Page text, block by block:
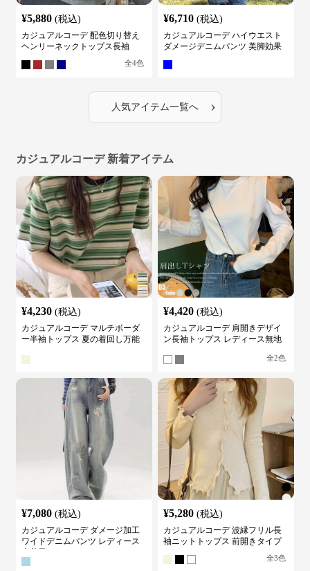
¥5,880 (税込)
カジュアルコーデ 配色切り替え
ヘンリーネックトップス長袖
全4色
¥6,710 (税込)
カジュアルコーデ ハイウエスト
ダメージデニムパンツ 美脚効果
人気アイテム一覧へ ›
カジュアルコーデ 新着アイテム
¥4,230 (税込)
カジュアルコーデ マルチボーダ
ー半袖トップス 夏の着回し万能
¥4,420 (税込)
カジュアルコーデ 肩開きデザイ
ン長袖トップス レディース無地
全2色
¥7,080 (税込)
カジュアルコーデ ダメージ加工
ワイドデニムパンツ レディース
¥5,280 (税込)
カジュアルコーデ 波縁フリル長
袖ニットトップス 前開きタイプ
全3色